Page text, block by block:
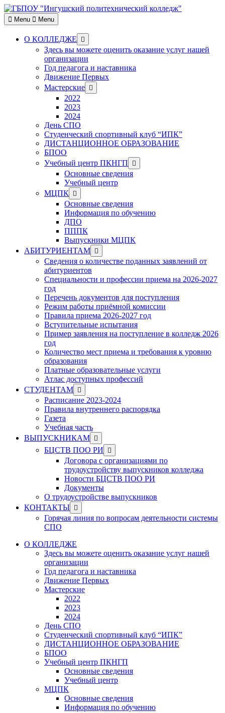
Skip
to
content
Menu Menu
О КОЛЛЕДЖЕ
Show
sub
menu
Здесь вы можете оценить оказание услуг нашей
организации
Год педагога и наставника
Движение Первых
Мастерские Show
sub
2022
2023
2024
День СПО
Студенческий спортивный клуб “ИПК”
ДИСТАНЦИОННОЕ ОБРАЗОВАНИЕ
БПОО
Учебный центр ПКНГП
Show
sub
menu
Основные сведения
Учебный центр
МЦПК Show
sub
menu
Основные сведения
Информация по обучению
ДПО
ПППК
Выпускники МЦПК
АБИТУРИЕНТАМ Show
sub
menu
Сведения о количестве поданных заявлений от
абитуриентов
Специальности и профессии приема на 2026-2027
год
Перечень документов для поступления
Режим работы приёмной комиссии
Правила приема 2026-2027 год
Вступительные испытания
Пример заявления на поступление в колледж 2026
год
Количество мест приема и требования к уровню
образования
Платные образовательные услуги
Атлас доступных профессий
СТУДЕНТАМ Show
sub
menu
Расписание 2023-2024
Правила внутреннего распорядка
Газета
Учебная часть
ВЫПУСКНИКАМ Show
sub
menu
БЦСТВ ПОО РИ
Show
sub
menu
Договора с организациями по
трудоустройству выпускников колледжа
Новости БЦСТВ ПОО РИ
Документы
О трудоустройстве выпускников
КОНТАКТЫ Show
sub
menu
Горячая линия по вопросам деятельности системы
СПО
О КОЛЛЕДЖЕ
Здесь вы можете оценить оказание услуг нашей
организации
Год педагога и наставника
Движение Первых
Мастерские
2022
2023
2024
День СПО
Студенческий спортивный клуб “ИПК”
ДИСТАНЦИОННОЕ ОБРАЗОВАНИЕ
БПОО
Учебный центр ПКНГП
Основные сведения
Учебный центр
МЦПК
Основные сведения
Информация по обучению